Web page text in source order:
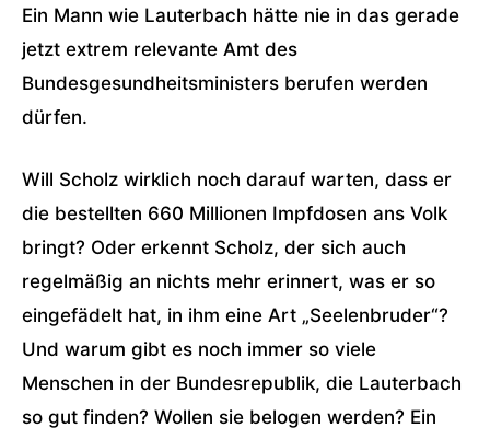
Ein Mann wie Lauterbach hätte nie in das gerade
jetzt extrem relevante Amt des
Bundesgesundheitsministers berufen werden
dürfen.
Will Scholz wirklich noch darauf warten, dass er
die bestellten 660 Millionen Impfdosen ans Volk
bringt? Oder erkennt Scholz, der sich auch
regelmäßig an nichts mehr erinnert, was er so
eingefädelt hat, in ihm eine Art „Seelenbruder“?
Und warum gibt es noch immer so viele
Menschen in der Bundesrepublik, die Lauterbach
so gut finden? Wollen sie belogen werden? Ein